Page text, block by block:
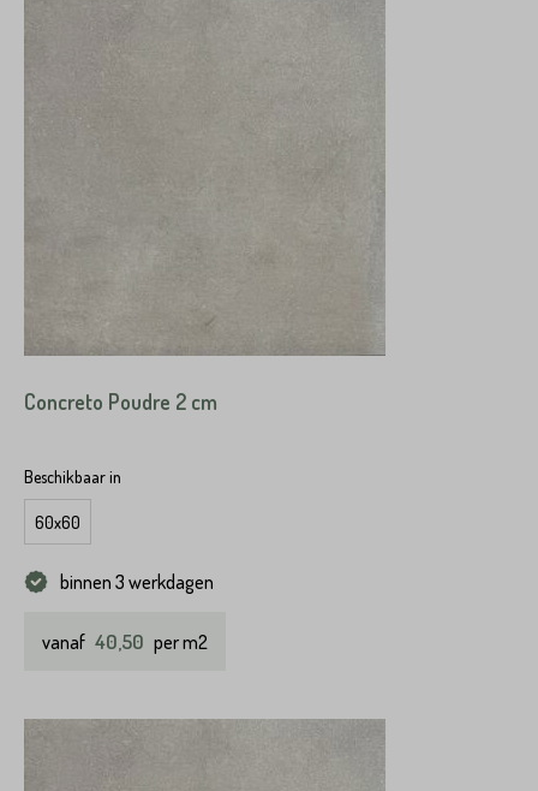
Concreto Poudre 2 cm
Beschikbaar in
60x60
binnen 3 werkdagen
vanaf 40,50 per m2